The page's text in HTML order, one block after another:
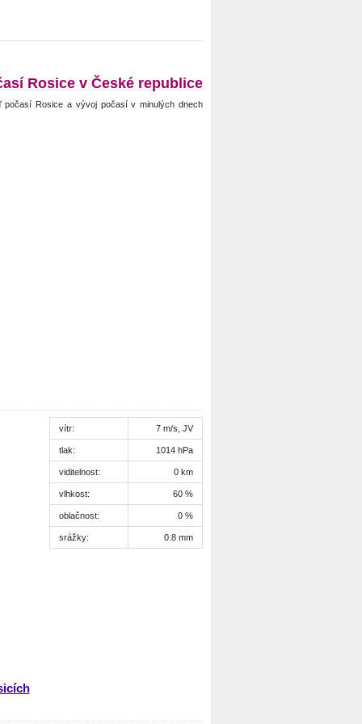
Rosice v České republice
Rosice a vývoj počasí v minulých dnech
vítr: 7 m/s, JV
tlak: 1014 hPa
viditelnost: 0 km
vlhkost: 60 %
oblačnost: 0 %
srážky: 0.8 mm